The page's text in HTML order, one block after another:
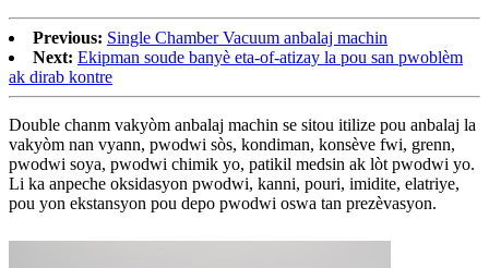
Previous: Single Chamber Vacuum anbalaj machin
Next: Ekipman soude banyè eta-of-atizay la pou san pwoblèm
ak dirab kontre
Double chanm vakyòm anbalaj machin se sitou itilize pou anbalaj la
vakyòm nan vyann, pwodwi sòs, kondiman, konsève fwi, grenn,
pwodwi soya, pwodwi chimik yo, patikil medsin ak lòt pwodwi yo.
Li ka anpeche oksidasyon pwodwi, kanni, pouri, imidite, elatriye,
pou yon ekstansyon pou depo pwodwi oswa tan prezèvasyon.